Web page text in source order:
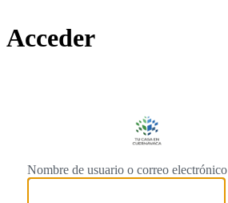
Acceder
Nombre de usuario o correo electrónico